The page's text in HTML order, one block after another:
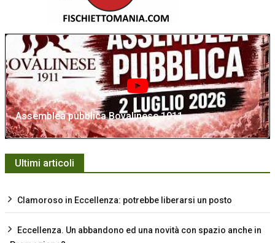
Assemblea pubblica Bovalinese 1911
Ultimi articoli
Clamoroso in Eccellenza: potrebbe liberarsi un posto
Eccellenza. Un abbandono ed una novità con spazio anche in